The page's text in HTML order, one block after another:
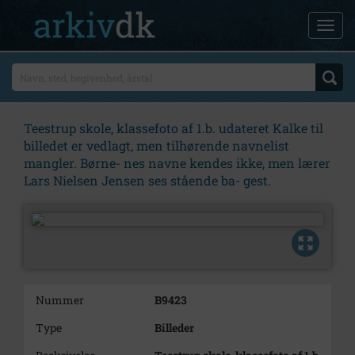
Teestrup skole, klassefoto af 1.b. udateret Kalke til
billedet er vedlagt, men tilhørende navnelist
mangler. Børne- nes navne kendes ikke, men lærer
Lars Nielsen Jensen ses stående ba- gest.
Nummer
B9423
Type
Billeder